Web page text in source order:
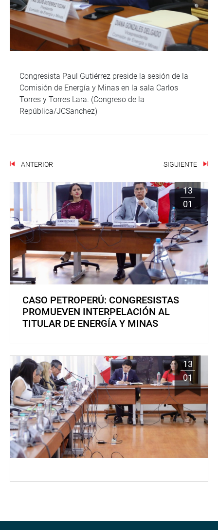
Congresista Paul Gutiérrez preside la sesión de la
Comisión de Energía y Minas en la sala Carlos
Torres y Torres Lara. (Congreso de la
República/JCSanchez)
ANTERIOR SIGUIENTE
13
01
CASO PETROPERÚ: CONGRESISTAS
PROMUEVEN INTERPELACIÓN AL
TITULAR DE ENERGÍA Y MINAS
13
01